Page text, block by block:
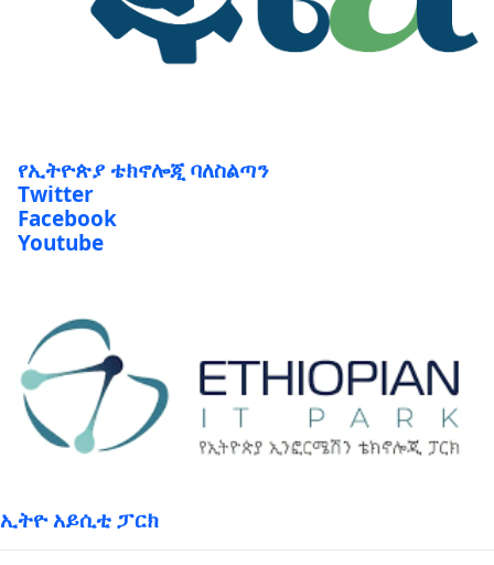
የኢትዮጵያ ቴክኖሎጂ ባለስልጣን
Twitter
Facebook
Youtube
ኢትዮ አይሲቲ ፓርክ